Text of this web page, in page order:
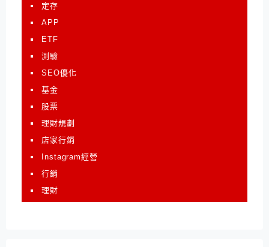
定存
APP
ETF
測驗
SEO優化
基金
股票
理財規劃
店家行銷
Instagram經營
行銷
理財